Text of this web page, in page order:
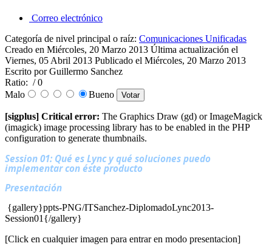
Correo electrónico
Categoría de nivel principal o raíz: Comunicaciones Unificadas
Creado en Miércoles, 20 Marzo 2013 Última actualización el
Viernes, 05 Abril 2013 Publicado el Miércoles, 20 Marzo 2013
Escrito por Guillermo Sanchez
Ratio: / 0
Malo
Bueno
[sigplus] Critical error: The Graphics Draw (gd) or ImageMagick
(imagick) image processing library has to be enabled in the PHP
configuration to generate thumbnails.
Session 01: Qué es Lync y qué soluciones puedo
implementar con éste producto
Presentación
{gallery}ppts-PNG/ITSanchez-DiplomadoLync2013-
Session01{/gallery}
[Click en cualquier imagen para entrar en modo presentacion]